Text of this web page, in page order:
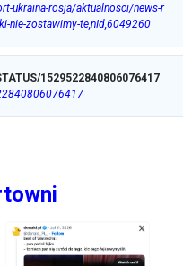
ukraina-rosja/aktualnosci/news-r
nie-zostawimy-te,nId,6049260
1529522840806076417